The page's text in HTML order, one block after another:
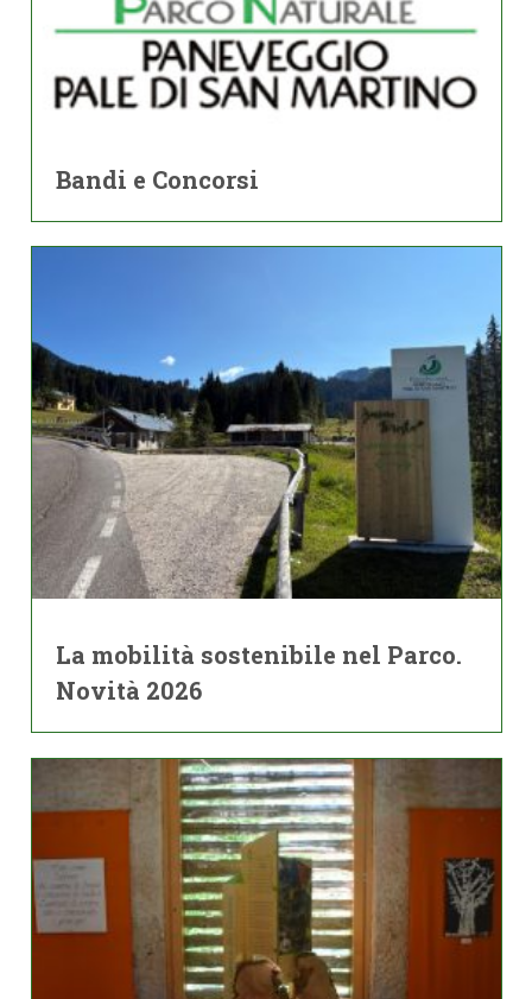
Bandi e Concorsi
La mobilità sostenibile nel Parco.
Novità 2026